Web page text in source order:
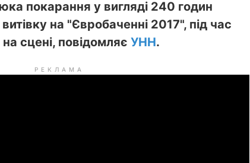
покарання у вигляді 240 годин
на "Євробаченні 2017", під час
сцені, повідомляє УНН.
РЕКЛАМА